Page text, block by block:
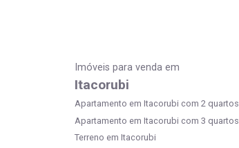
Imóveis para venda em
Itacorubi
Apartamento em Itacorubi com 2 quartos
Apartamento em Itacorubi com 3 quartos
Terreno em Itacorubi